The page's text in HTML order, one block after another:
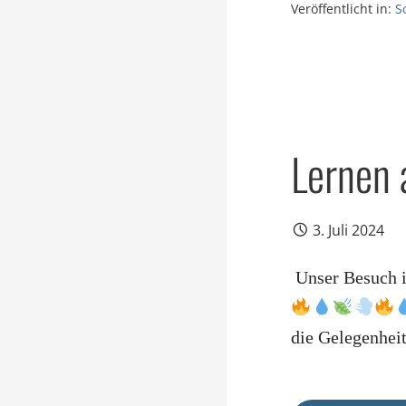
Veröffentlicht in:
3. Juli 2024
Unser
die